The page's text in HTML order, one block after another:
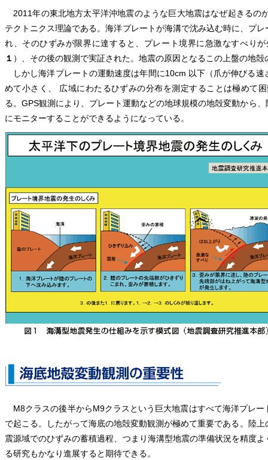
2011年の東北地方太平洋沖地震のような巨大地震はなぜ起きるの
テクトニクス理論である。海洋プレートが海溝で沈み込む時に、プ
れ、そのひずみが限界に達すると、プレート境界に急激なすべり
１ ）、その後の観測で実証された。地震の原因となるこの上盤の地
しかし海洋プレートの運動速度は年間に10cm 以下（爪が伸びる
めて小さく、 広域にわたるひずみの分布を測定することは極めて
る。GPS観測により、プレート運動などの地球規模の地殻変動から
にモニターすることができるようになっている。
M8クラスの後半からM9クラスという巨大地震はすべて海洋プレ
で起こる。したがって海底の地殻変動観測が極めて重要である。陸
震源域でのひずみの蓄積過程、つまり海溝型地震の準備状況を精度
る研究もかなり進展すると期待できる。